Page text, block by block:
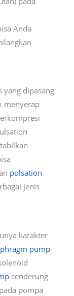
Anda
yang dipasang
menyerap
pulsation
jenis
karakter
pump
cenderung
pompa